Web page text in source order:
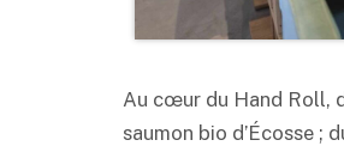
Au cœur du Hand Roll,
saumon bio d’Écosse ;